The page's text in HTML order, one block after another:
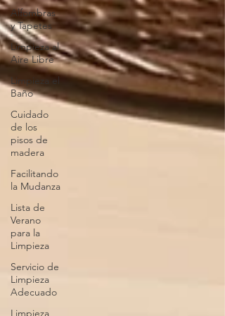
Alfombras
y Tapetes
Limpieza al
Aire Libre
Limpieza el
Baño
Cuidado
de los
pisos de
madera
Facilitando
la Mudanza
Lista de
Verano
para la
Limpieza
Servicio de
Limpieza
Adecuado
Limpieza